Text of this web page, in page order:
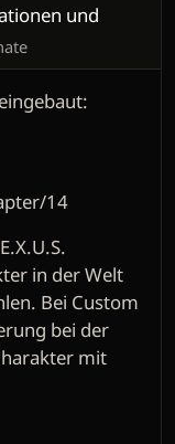
und
14
in der Welt
Bei Custom
bei der
mit